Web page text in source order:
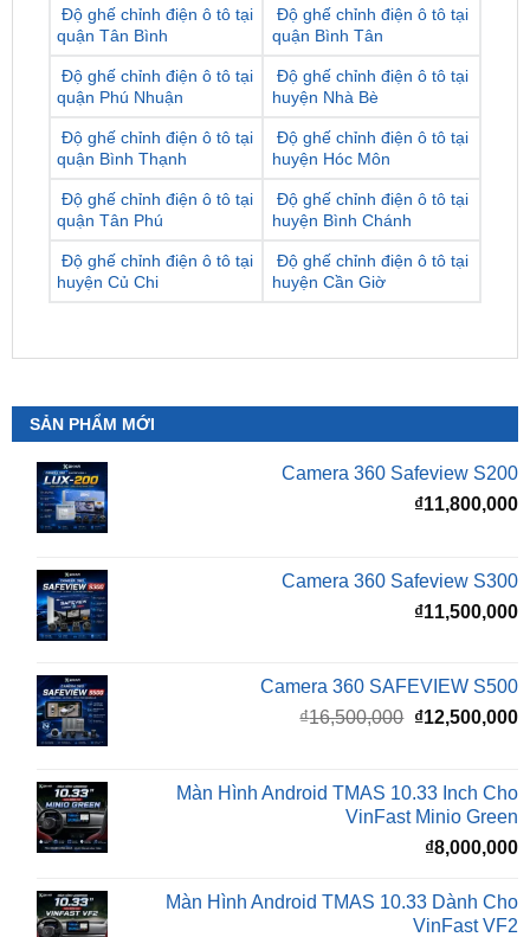
Độ ghế chỉnh điện ô tô tại
quận Phú Nhuận
Độ ghế chỉnh điện ô tô tại
huyện Nhà Bè
Độ ghế chỉnh điện ô tô tại
quận Bình Thạnh
Độ ghế chỉnh điện ô tô tại
huyện Hóc Môn
Độ ghế chỉnh điện ô tô tại
quận Tân Phú
Độ ghế chỉnh điện ô tô tại
huyện Bình Chánh
Độ ghế chỉnh điện ô tô tại
huyện Củ Chi
Độ ghế chỉnh điện ô tô tại
huyện Cần Giờ
SẢN PHẨM MỚI
Camera 360 Safeview S200
₫11,800,000
Camera 360 Safeview S300
Camera 360 SAFEVIEW S500
gốc
là:
₫16,500,000.
Màn Hình Android TMAS 10.33 Inch Cho
₫8,000,000
Màn Hình Android TMAS 10.33 Dành Cho
₫8,000,000